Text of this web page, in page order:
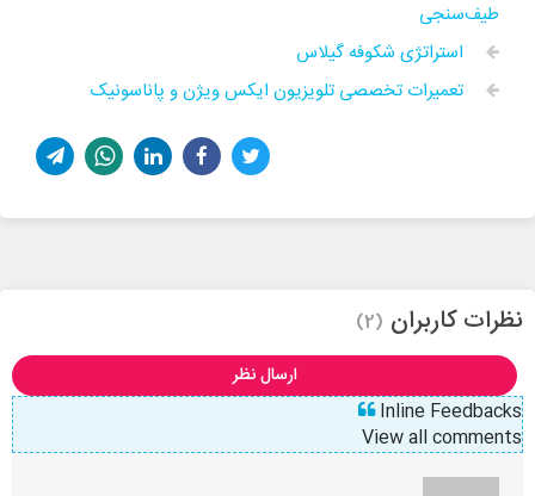
طیف‌سنجی
استراتژی شکوفه گیلاس
تعمیرات تخصصی تلویزیون ایکس ویژن و پاناسونیک
نظرات کاربران (2)
ارسال نظر
Inline Feedbacks
View all comments